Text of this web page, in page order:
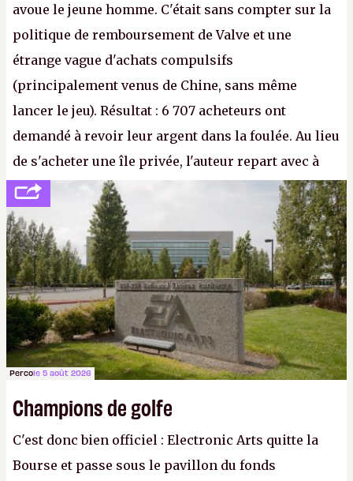
avoue le jeune homme. C'était sans compter sur la
politique de remboursement de Valve et une
étrange vague d'achats compulsifs
(principalement venus de Chine, sans même
lancer le jeu). Résultat : 6 707 acheteurs ont
demandé à revoir leur argent dans la foulée. Au lieu
de s'acheter une île privée, l'auteur repart avec à
peine 2 000 dollars en poche. C'est toujours plus
cher payé que le temps passé à dev, mais ça
apprendra aux petits malins qu'on ne braque pas
Gabe Newell aussi facilement.P.
Percole 5 août 2026
Champions de golfe
C'est donc bien officiel : Electronic Arts quitte la
Bourse et passe sous le pavillon du fonds